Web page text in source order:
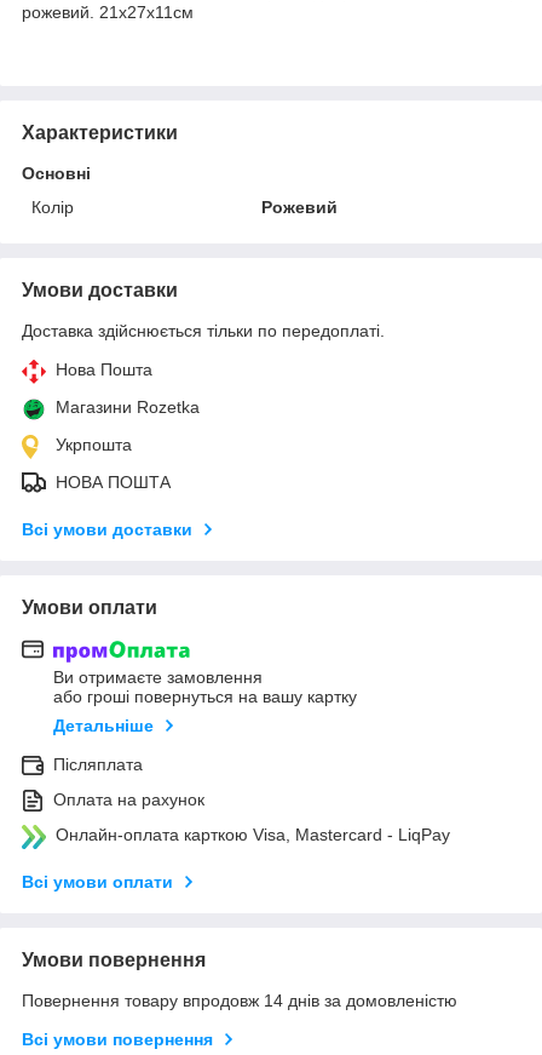
рожевий. 21х27х11см
Характеристики
Основні
Колір
Рожевий
Умови доставки
Доставка здійснюється тільки по передоплаті.
Нова Пошта
Магазини Rozetka
Укрпошта
НОВА ПОШТА
Всі умови доставки
Умови оплати
Ви отримаєте замовлення
або гроші повернуться на вашу картку
Детальніше
Післяплата
Оплата на рахунок
Онлайн-оплата карткою Visa, Mastercard - LiqPay
Всі умови оплати
Умови повернення
Повернення товару впродовж 14 днів за домовленістю
Всі умови повернення